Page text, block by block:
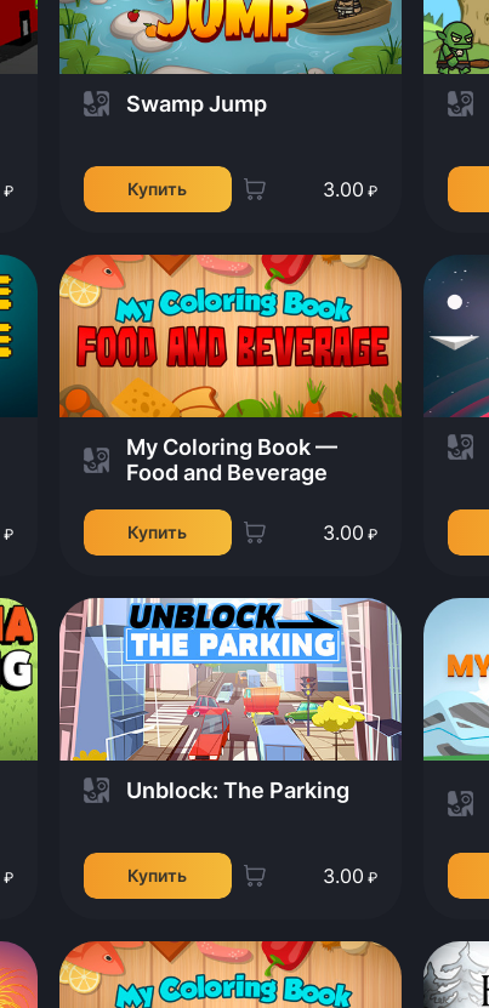
₽
Swamp Jump
Купить 3.00 ₽
₽
My Coloring Book —
Food and Beverage
Купить 3.00 ₽
₽
Unblock: The Parking
Купить 3.00 ₽